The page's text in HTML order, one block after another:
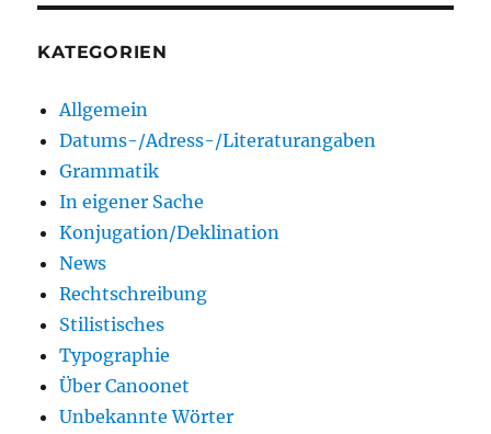
KATEGORIEN
Allgemein
Datums-/Adress-/Literaturangaben
Grammatik
In eigener Sache
Konjugation/Deklination
News
Rechtschreibung
Stilistisches
Typographie
Über Canoonet
Unbekannte Wörter